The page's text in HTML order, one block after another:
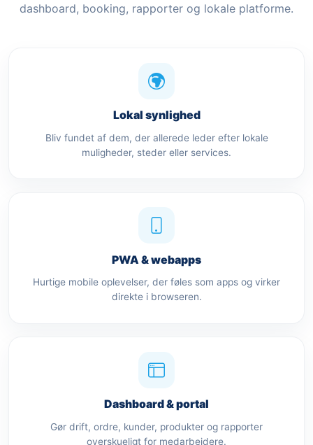
dashboard, booking, rapporter og lokale platforme.
Lokal synlighed
Bliv fundet af dem, der allerede leder efter lokale
muligheder, steder eller services.
PWA & webapps
Hurtige mobile oplevelser, der føles som apps og virker
direkte i browseren.
Dashboard & portal
Gør drift, ordre, kunder, produkter og rapporter
overskueligt for medarbejdere.